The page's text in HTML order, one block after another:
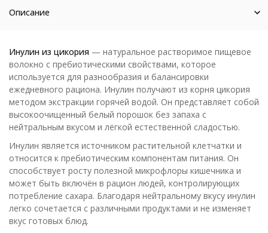
Описание
Инулин из цикория — натуральное растворимое пищевое
волокно с пребиотическими свойствами, которое
используется для разнообразия и балансировки
ежедневного рациона. Инулин получают из корня цикория
методом экстракции горячей водой. Он представляет собой
высокоочищенный белый порошок без запаха с
нейтральным вкусом и лёгкой естественной сладостью.
Инулин является источником растительной клетчатки и
относится к пребиотическим компонентам питания. Он
способствует росту полезной микрофлоры кишечника и
может быть включён в рацион людей, контролирующих
потребление сахара. Благодаря нейтральному вкусу инулин
легко сочетается с различными продуктами и не изменяет
вкус готовых блюд.